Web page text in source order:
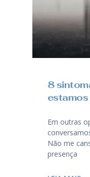
8
Em outras
Não me
presença